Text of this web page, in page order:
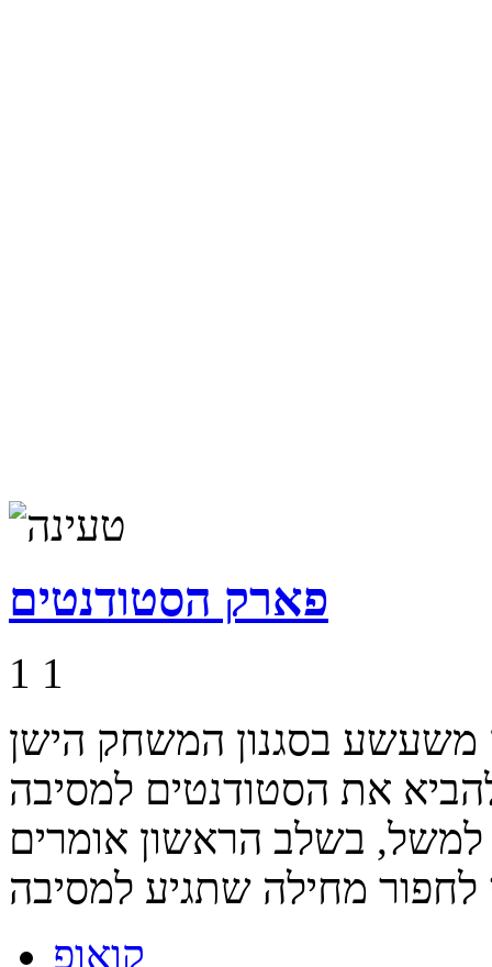
פארק הסטודנטים
1 1
בסגנון המשחק הישן
את הסטודנטים למסיבה
בשלב הראשון אומרים
קואופ